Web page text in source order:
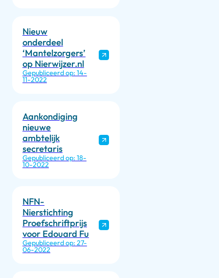
Nieuw
onderdeel
‘Mantelzorgers’
op Nierwijzer.nl
Gepubliceerd op: 14-
11-2022
Aankondiging
nieuwe
ambtelijk
secretaris
Gepubliceerd op: 18-
10-2022
NFN-
Nierstichting
Proefschriftprijs
voor Edouard Fu
Gepubliceerd op: 27-
06-2022